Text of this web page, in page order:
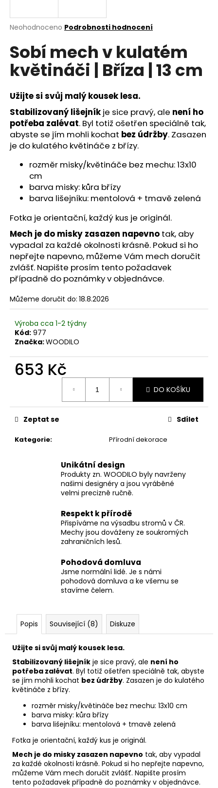
Průměrné
produktu
je
0,0
hvězdiček.
Neohodnoceno Podrobnosti hodnocení
Sobí mech v kulatém
květináči | Bříza | 13 cm
Užijte si svůj malý kousek lesa.
Stabilizovaný lišejník je sice pravý, ale není ho
potřeba zalévat. Byl totiž ošetřen speciálně tak,
abyste se jím mohli kochat bez údržby. Zasazen
je do kulatého květináče z břízy.
rozměr misky/květináče bez mechu: 13x10
cm
barva misky: kůra břízy
barva lišejníku: mentolová + tmavě zelená
Fotka je orientační, každý kus je originál.
Mech je do misky zasazen napevno tak, aby
vypadal za každé okolnosti krásně. Pokud si ho
nepřejte napevno, můžeme Vám mech doručit
zvlášť. Napište prosím tento požadavek
případně do poznámky v objednávce.
Můžeme doručit do: 18.8.2026
Výroba cca 1-2 týdny
Kód: 977
Značka:WOODILO
653 Kč
DO KOŠÍKU
Kategorie: Přírodní dekorace
Zeptat se Sdílet
Unikátní design
Produkty zn. WOODILO byly navrženy
našimi designéry a jsou vyráběné
velmi precizně ručně.
Respekt k přírodě
Přispíváme na výsadbu stromů v ČR.
Mechy jsou dováženy ze soukromých
zahraničních lesů.
Pohodová domluva
Jsme normální lidé. Je s námi
pohodová domluva a ke všemu se
stavíme čelem.
Popis Související (8) Diskuze
Užijte si svůj malý kousek lesa.
Stabilizovaný lišejník je sice pravý, ale není ho
potřeba zalévat. Byl totiž ošetřen speciálně tak, abyste
se jím mohli kochat bez údržby. Zasazen je do kulatého
květináče z břízy.
rozměr misky/květináče bez mechu: 13x10 cm
barva misky: kůra břízy
barva lišejníku: mentolová + tmavě zelená
Fotka je orientační, každý kus je originál.
Mech je do misky zasazen napevno tak, aby vypadal
za každé okolnosti krásně. Pokud si ho nepřejte napevno,
můžeme Vám mech doručit zvlášť. Napište prosím
tento požadavek případně do poznámky v objednávce.
j
t
?
HLEDAT
č
u
j
e
m
e